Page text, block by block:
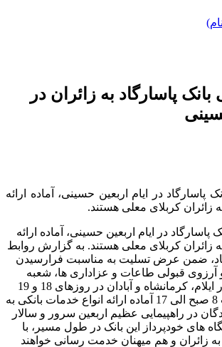
پاسارگاد به زائران در
در ایام اربعین حسینی، آماده ارائه
زائران کربلای معلی هستند.
در ایام اربعین حسینی، آماده ارائه
زائران کربلای معلی هستند. به گزارش روابط
ضمن عرض تسلیت به مناسبت فرارسیدن
آرزوی قبولی طاعات و عزاداری ها، شعبه
های بانک پاسارگاد در ایلام، کرمانشاه و آبادان در روزهای 18 و 19
آبان 1396، از ساعت 8 صبح الی 17 آماده ارائه انواع خدمات بانکی به
در راهپیمایی عظیم اربعین سرور و سالار
های خودپرداز این بانک در طول مسیر، با
24 ساعته، به زائران و هم میهنان خدمت رسانی خواهند